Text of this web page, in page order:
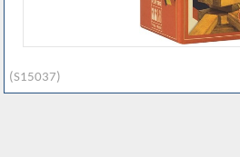
(S15037)